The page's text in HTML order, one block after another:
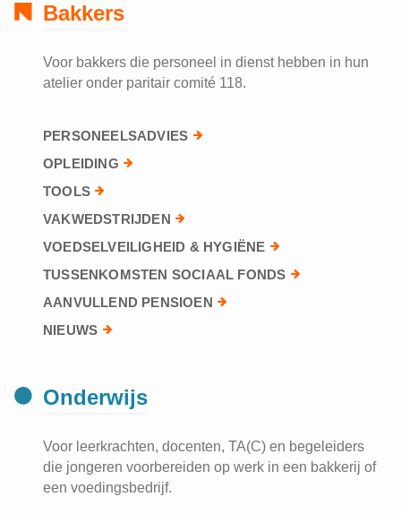
Bakkers
Voor bakkers die personeel in dienst hebben in hun
atelier onder paritair comité 118.
PERSONEELSADVIES
OPLEIDING
TOOLS
VAKWEDSTRIJDEN
VOEDSELVEILIGHEID & HYGIËNE
TUSSENKOMSTEN SOCIAAL FONDS
AANVULLEND PENSIOEN
NIEUWS
Onderwijs
Voor leerkrachten, docenten, TA(C) en begeleiders
die jongeren voorbereiden op werk in een bakkerij of
een voedingsbedrijf.